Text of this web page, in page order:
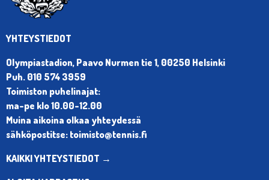
YHTEYSTIEDOT
Olympiastadion, Paavo Nurmen tie 1, 00250 Helsinki
Puh. 010 574 3959
Toimiston puhelinajat:
ma-pe klo 10.00-12.00
Muina aikoina olkaa yhteydessä
sähköpostitse: toimisto@tennis.fi
KAIKKI YHTEYSTIEDOT →